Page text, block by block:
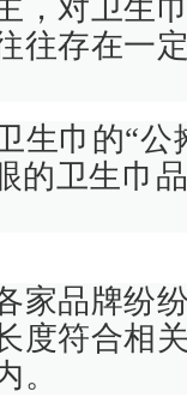
，对卫生
往存在一
生巾的“公
的卫生巾
家品牌纷
度符合相
。